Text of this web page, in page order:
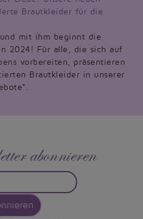
Brautkleider für die
mit ihm beginnt die
2024! Für alle, die sich auf
vorbereiten, präsentieren
Brautkleider in unserer
abonnieren